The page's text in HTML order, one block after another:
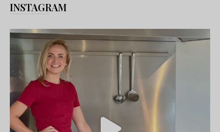
INSTAGRAM